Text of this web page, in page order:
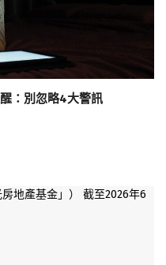
：別忽略4大警訊